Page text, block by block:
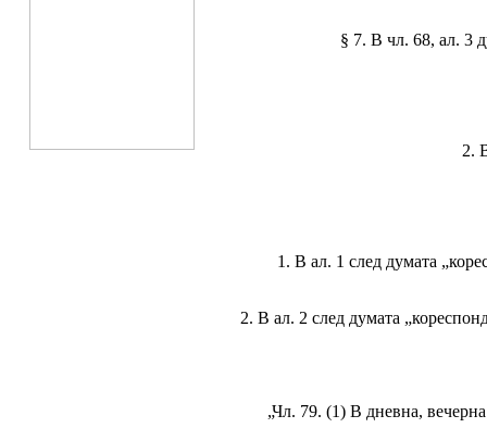
§ 7. В чл. 68, ал. 3
2.
1. В ал. 1 след думата
2. В ал. 2 след думата
„Чл. 79. (1) В дневна,